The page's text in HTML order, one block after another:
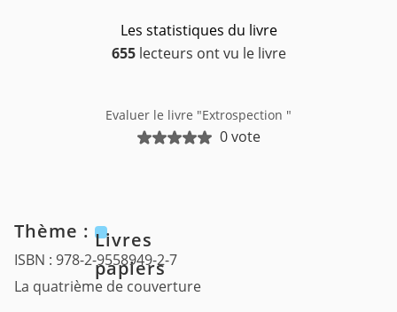
Les statistiques du livre
655lecteurs ont vu le livre
Evaluer le livre "Extrospection "
0 vote
Thème : Livres
papiers
ISBN : 978-2-9558949-2-7
La quatrième de couverture